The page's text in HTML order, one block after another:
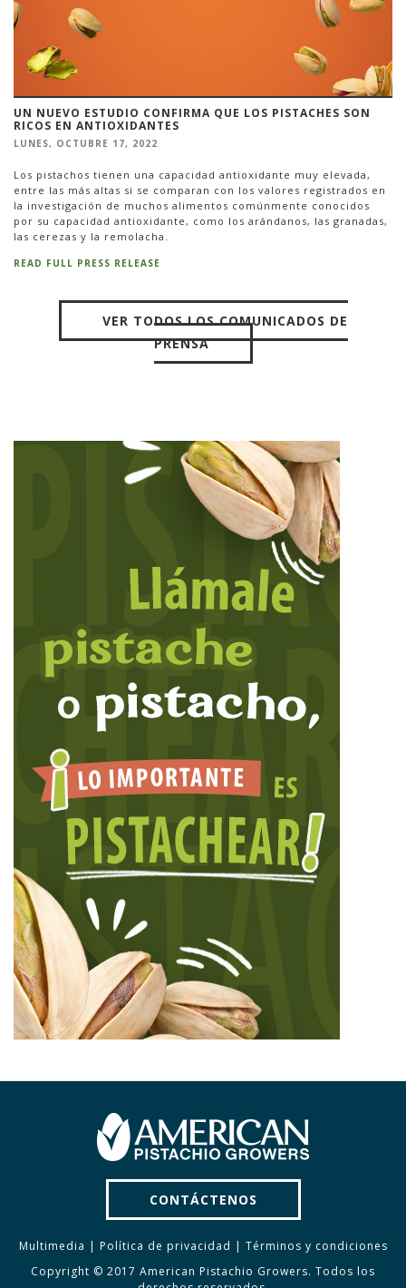
UN NUEVO ESTUDIO CONFIRMA QUE LOS PISTACHES SON
RICOS EN ANTIOXIDANTES
LUNES, OCTUBRE 17, 2022
Los pistachos tienen una capacidad antioxidante muy elevada,
entre las más altas si se comparan con los valores registrados en
la investigación de muchos alimentos comúnmente conocidos
por su capacidad antioxidante, como los arándanos, las granadas,
las cerezas y la remolacha.
READ FULL PRESS RELEASE
VER TODOS LOS COMUNICADOS DE
PRENSA
CONTÁCTENOS
Multimedia Política de privacidad
Términos y condiciones
Copyright © 2017 American Pistachio Growers. Todos los